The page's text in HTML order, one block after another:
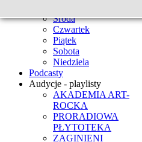
Środa
Czwartek
Piątek
Sobota
Niedziela
Podcasty
Audycje - playlisty
AKADEMIA ART-
ROCKA
PRORADIOWA
PŁYTOTEKA
ZAGINIENI